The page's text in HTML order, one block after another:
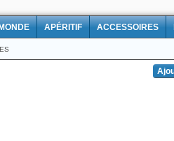
APÉRITIF ACCESSOIRES